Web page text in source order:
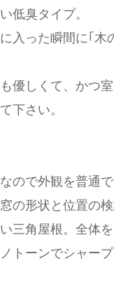
低臭タイプ。
入った瞬間に｢
優しくて、かつ
下さい。
ので外観を普通
の形状と位置の
三角屋根。全体
トーンでシャー